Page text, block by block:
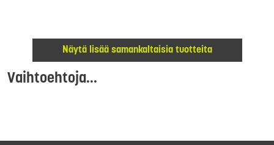
Näytä lisää samankaltaisia tuotteita
Vaihtoehtoja...